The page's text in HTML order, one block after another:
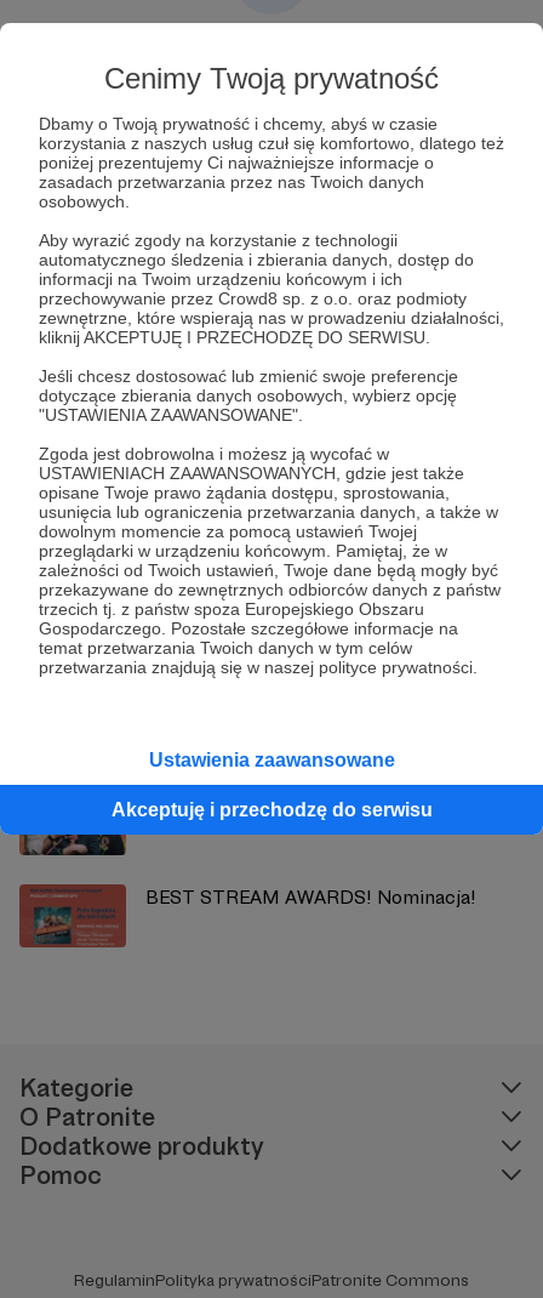
Cenimy Twoją prywatność
Dbamy o Twoją prywatność i chcemy, abyś w czasie
korzystania z naszych usług czuł się komfortowo, dlatego też
poniżej prezentujemy Ci najważniejsze informacje o
zasadach przetwarzania przez nas Twoich danych
osobowych.
Aby wyrazić zgody na korzystanie z technologii
automatycznego śledzenia i zbierania danych, dostęp do
informacji na Twoim urządzeniu końcowym i ich
przechowywanie przez Crowd8 sp. z o.o. oraz podmioty
zewnętrzne, które wspierają nas w prowadzeniu działalności,
kliknij AKCEPTUJĘ I PRZECHODZĘ DO SERWISU.
Jeśli chcesz dostosować lub zmienić swoje preferencje
dotyczące zbierania danych osobowych, wybierz opcję
"USTAWIENIA ZAAWANSOWANE".
Zgoda jest dobrowolna i możesz ją wycofać w
USTAWIENIACH ZAAWANSOWANYCH, gdzie jest także
opisane Twoje prawo żądania dostępu, sprostowania,
usunięcia lub ograniczenia przetwarzania danych, a także w
dowolnym momencie za pomocą ustawień Twojej
przeglądarki w urządzeniu końcowym. Pamiętaj, że w
zależności od Twoich ustawień, Twoje dane będą mogły być
przekazywane do zewnętrznych odbiorców danych z państw
trzecich tj. z państw spoza Europejskiego Obszaru
Gospodarczego. Pozostałe szczegółowe informacje na
temat przetwarzania Twoich danych w tym celów
przetwarzania znajdują się w naszej polityce prywatności.
Ustawienia zaawansowane
Akceptuję i przechodzę do serwisu
Aby zobaczyć ten materiał musisz być zalogowany
Zostań Patronem
Udostępnij
Radiowcy Bez Cenzury
Zobacz profil autora
Zobacz również
Matura przed czasem!
BEST STREAM AWARDS! Nominacja!
Kategorie
O Patronite
Dodatkowe produkty
Pomoc
RegulaminPolityka prywatnościPatronite Commons